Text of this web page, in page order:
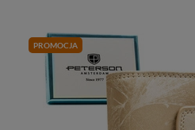
PROMOCJA